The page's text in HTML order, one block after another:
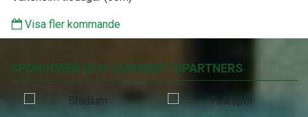
Visa fler kommande
SPONSORER OCH SAMARBETSPARTNERS